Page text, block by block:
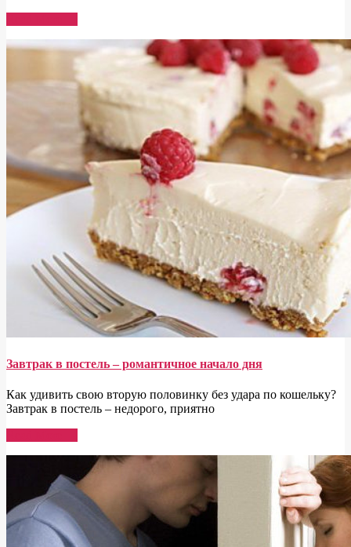
Завтрак в постель – романтичное начало дня
Как удивить свою вторую половинку без удара по кошельку?
Завтрак в постель – недорого, приятно